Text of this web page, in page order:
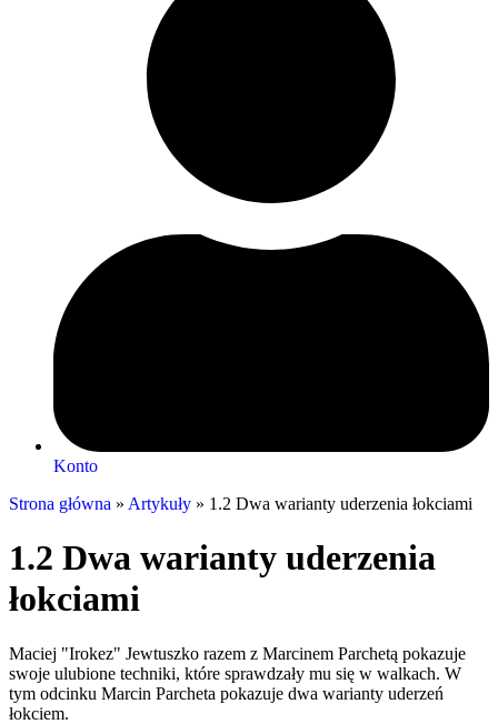
Konto
Strona główna » Artykuły » 1.2 Dwa warianty uderzenia łokciami
1.2 Dwa warianty uderzenia
łokciami
Maciej "Irokez" Jewtuszko razem z Marcinem Parchetą pokazuje
swoje ulubione techniki, które sprawdzały mu się w walkach. W
tym odcinku Marcin Parcheta pokazuje dwa warianty uderzeń
łokciem.